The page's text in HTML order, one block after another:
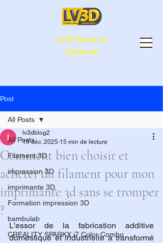
LV3D Brive-la-
Gaillarde
Post
All Posts
Filament 3D
impression 3D
imprimante 3D,
Formation impression 3D
bambulab
CREALITY SPARKX i7 Color Combo
All Posts
Comment bien choisir et
acheter du filament pour mon
imprimante 3d sans se tromper
?
lv3dblog2
19 déc. 2025 15 min de lecture
L'essor de la fabrication additive
domestique et industrielle a transformé